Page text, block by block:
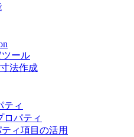
ール
法作成
ティ
ロパティ
ィ項目の活用